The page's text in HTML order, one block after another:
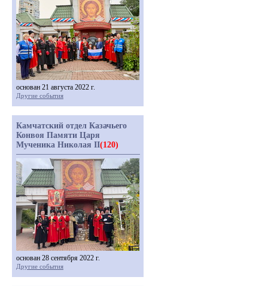
основан 21 августа 2022 г.
Другие события
Камчатский отдел Казачьего
Конвоя Памяти Царя
Мученика Николая II(120)
основан 28 сентября 2022 г.
Другие события